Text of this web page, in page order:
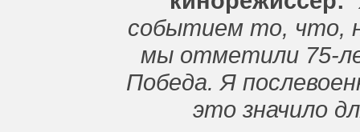
событием то, что,
мы отметили 75-
Победа. Я
это значило